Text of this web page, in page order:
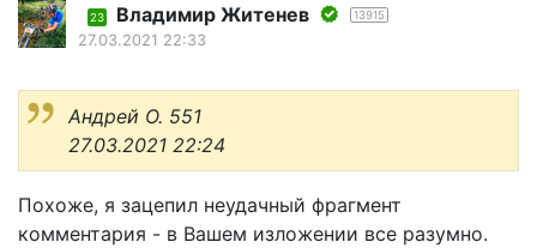
23 Владимир Житенев 13915
27.03.2021 22:33
Андрей О. 551
27.03.2021 22:24
Похоже, я зацепил неудачный фрагмент
комментария - в Вашем изложении все разумно.